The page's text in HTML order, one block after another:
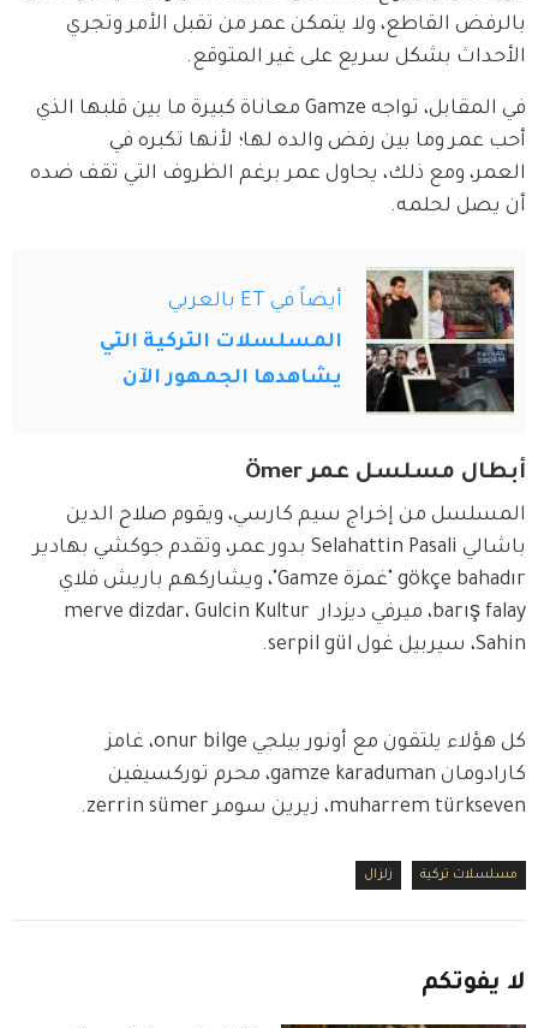
بالرفض القاطع، ولا يتمكن عمر من تقبل الأمر وتجري
الأحداث بشكل سريع على غير المتوقع.
في المقابل، تواجه Gamze معاناة كبيرة ما بين قلبها الذي
أحب عمر وما بين رفض والده لها؛ لأنها تكبره في
العمر، ومع ذلك، يحاول عمر برغم الظروف التي تقف ضده
أن يصل لحلمه.
أيضاً في ET بالعربي
المسلسلات التركية التي
يشاهدها الجمهور الآن
أبطال مسلسل عمر Ömer
المسلسل من إخراج سيم كارسي، ويقوم صلاح الدين
باشالي Selahattin Pasali بدور عمر، وتقدم جوكشي بهادير
gökçe bahadır "غمزة Gamze"، ويشاركهم باريش فلاي
barış falay، ميرفي ديزدار merve dizdar، Gulcin Kultur
Sahin، سيربيل غول serpil gül.
كل هؤلاء يلتقون مع أونور بيلجي onur bilge، غامز
كارادومان gamze karaduman، محرم توركسيفين
muharrem türkseven، زيرين سومر zerrin sümer.
مسلسلات تركية زلزال
لا يفوتكم